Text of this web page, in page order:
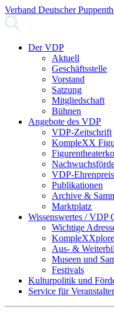
Verband Deutscher
Der VDP
Aktuell
Geschäftsstelle
Vorstand
Satzung
Mitgliedschaft
Bühnen
Angebote des VDP
VDP-Zeitschrift
KompleXX
VDP-Ehrenpreis
Publikationen
Archive &
Marktplatz
Wissenswertes / VDP
Wichtige
Aus- &
Museen und
Festivals
Kulturpolitik und
Service für